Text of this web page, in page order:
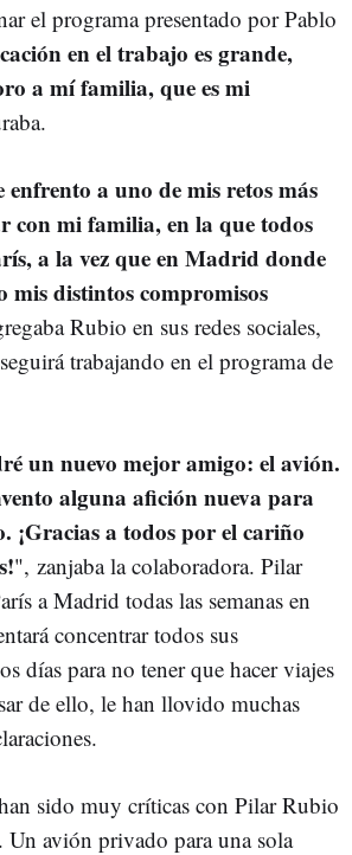
el programa presentado por Pablo
en el trabajo es grande,
a mí familia, que es mi
a uno de mis retos más
con mi familia, en la que todos
a la vez que en Madrid donde
mis distintos compromisos
Rubio en sus redes sociales,
trabajando en el programa de
un nuevo mejor amigo: el avión.
alguna afición nueva para
¡Gracias a todos por el cariño
", zanjaba la colaboradora. Pilar
a Madrid todas las semanas en
concentrar todos sus
días para no tener que hacer viajes
de ello, le han llovido muchas
sido muy críticas con Pilar Rubio
Un avión privado para una sola